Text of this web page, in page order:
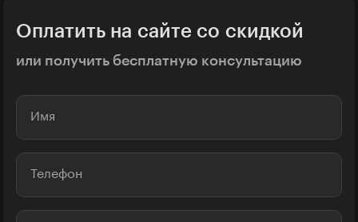
Оплатить на сайте со скидкой
или получить бесплатную консультацию
Имя
Телефон